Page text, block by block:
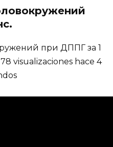
при ДППГ за 1
visualizaciones hace 4